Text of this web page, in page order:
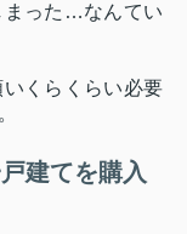
った …なんてい
くらくらい必要
建てを購入